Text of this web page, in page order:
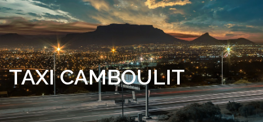
TAXI CAMBOULIT